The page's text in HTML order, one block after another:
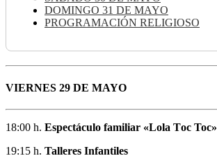
DOMINGO 31 DE MAYO
PROGRAMACIÓN RELIGIOSO
VIERNES 29 DE MAYO
18:00 h. Espectáculo familiar «Lola Tос Тос»
19:15 h. Talleres Infantiles